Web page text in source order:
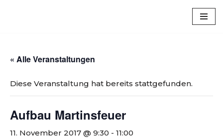
« Alle Veranstaltungen
Diese Veranstaltung hat bereits stattgefunden.
Aufbau Martinsfeuer
11. November 2017 @ 9:30 - 11:00